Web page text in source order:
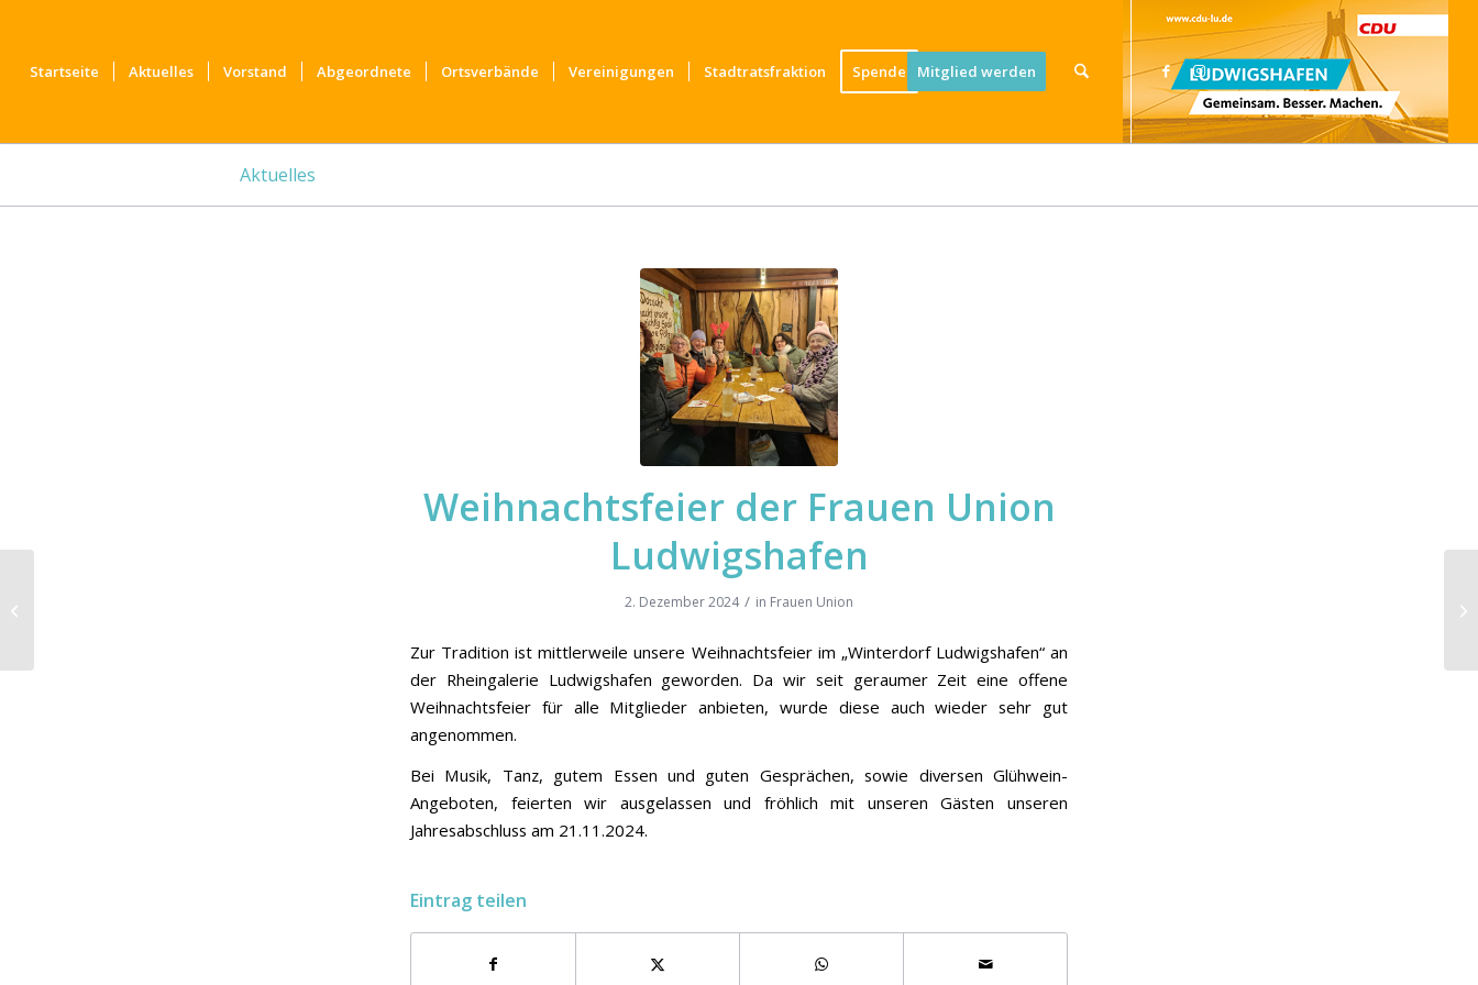
Startseite Aktuelles Vorstand Abgeordnete Ortsverbände Vereinigungen Stadtratsfraktion Spende Mitglied werden
Aktuelles
Weihnachtsfeier der Frauen Union
Ludwigshafen
2. Dezember 2024 / in Frauen Union
Zur Tradition ist mittlerweile unsere Weihnachtsfeier im „Winterdorf Ludwigshafen“ an
der Rheingalerie Ludwigshafen geworden. Da wir seit geraumer Zeit eine offene
Weihnachtsfeier für alle Mitglieder anbieten, wurde diese auch wieder sehr gut
angenommen.
Bei Musik, Tanz, gutem Essen und guten Gesprächen, sowie diversen Glühwein-
Angeboten, feierten wir ausgelassen und fröhlich mit unseren Gästen unseren
Jahresabschluss am 21.11.2024.
Eintrag teilen